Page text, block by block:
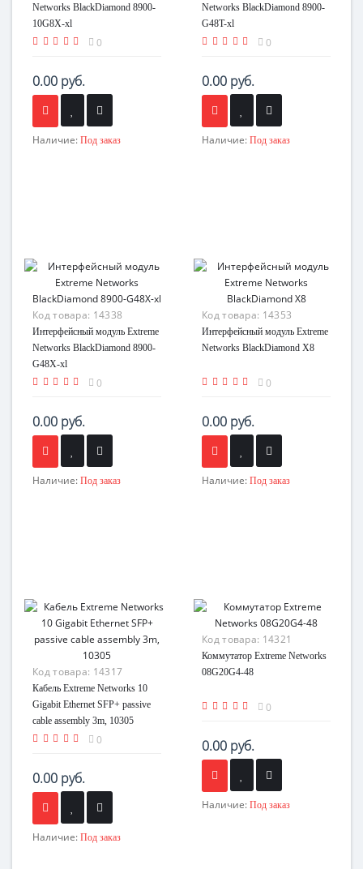
Networks BlackDiamond 8900-
10G8X-xl
0
0.00 руб.
Наличие: Под заказ
Networks BlackDiamond 8900-
G48T-xl
0
0.00 руб.
Наличие: Под заказ
Код товара: 14338
Интерфейсный модуль Extreme
Networks BlackDiamond 8900-
G48X-xl
0
0.00 руб.
Наличие: Под заказ
Код товара: 14353
Интерфейсный модуль Extreme
Networks BlackDiamond X8
0
0.00 руб.
Наличие: Под заказ
Код товара: 14317
Кабель Extreme Networks 10
Gigabit Ethernet SFP+ passive
cable assembly 3m, 10305
0
0.00 руб.
Наличие: Под заказ
Код товара: 14321
Коммутатор Extreme Networks
08G20G4-48
0
0.00 руб.
Наличие: Под заказ